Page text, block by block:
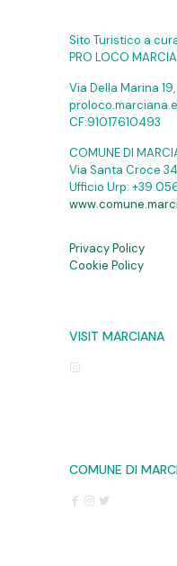
Sito Turistico a
PRO LOCO
Via Della Marina
CF:91017610493
COMUNE DI
Via Santa Croce
Ufficio Urp: +39
Privacy Policy
Cookie Policy
VISIT MARCIANA
COMUNE DI